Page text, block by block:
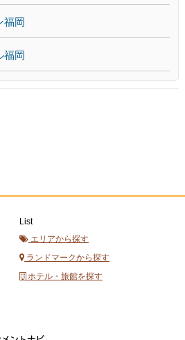
福岡
福岡
List
エリアから探す
ランドマークから探す
ホテル・旅館を探す